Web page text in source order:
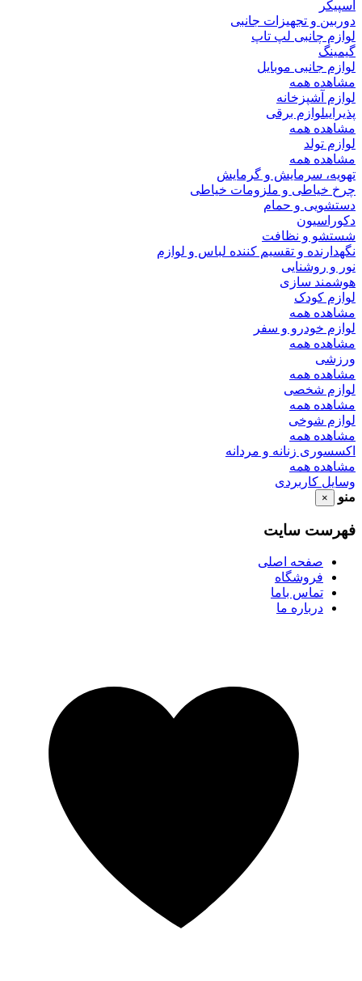
اسپیکر
دوربین و تجهیزات جانبی
لوازم چانبی لپ تاپ
گیمینگ
لوازم جانبی موبایل
مشاهده همه
لوازم آشپزخانه
پذیراییلوازم برقی
مشاهده همه
لوازم تولد
مشاهده همه
تهویه، سرمایش و گرمایش
چرخ خیاطی و ملزومات خیاطی
دستشویی و حمام
دکوراسیون
شستشو و نظافت
نگهدارنده و تقسیم کننده لباس و لوازم
نور و روشنایی
هوشمند سازی
لوازم کودک
مشاهده همه
لوازم خودرو و سفر
مشاهده همه
ورزشی
مشاهده همه
لوازم شخصی
مشاهده همه
لوازم شوخی
مشاهده همه
اکسسوری زنانه و مردانه
مشاهده همه
وسایل کاربردی
منو
×
فهرست سایت
صفحه اصلی
فروشگاه
تماس باما
درباره ما